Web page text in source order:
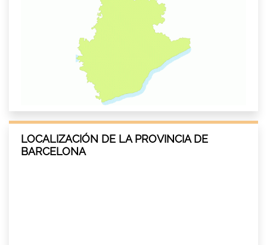
LOCALIZACIÓN DE LA PROVINCIA DE
BARCELONA